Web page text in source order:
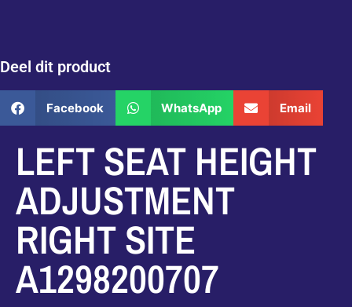
Deel dit product
Facebook WhatsApp Email
LEFT SEAT HEIGHT
ADJUSTMENT
RIGHT SITE
A1298200707